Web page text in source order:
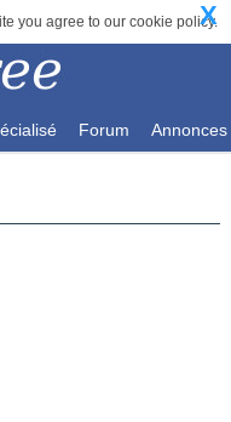
you agree to our cookie policy.
X
Forum Annonces